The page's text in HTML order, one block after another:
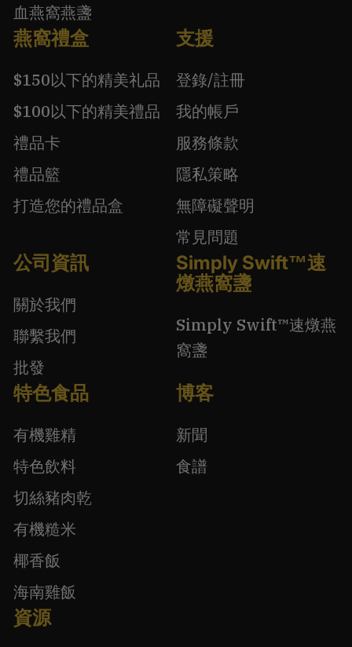
血燕窩燕盞
燕窩禮盒
$150以下的精美礼品
$100以下的精美禮品
禮品卡
禮品籃
打造您的禮品盒
支援
登錄/註冊
我的帳戶
服務條款
隱私策略
無障礙聲明
常見問題
公司資訊
關於我們
聯繫我們
批發
Simply Swift™速
燉燕窩盞
Simply Swift™速燉燕
窩盞
特色食品
有機雞精
特色飲料
切絲豬肉乾
有機糙米
椰香飯
海南雞飯
博客
新聞
食譜
資源